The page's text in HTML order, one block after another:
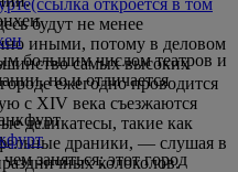
будут не менее
иными, потому в деловом
самых высоких
ежегодно проводится
с XIV века съезжаются
деликатесы, такие как
драники, — слушая в
колоколов.
большим числом театров и
но и отличается
заняться; этот город